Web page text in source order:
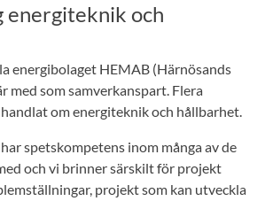
energiteknik och
energibolaget HEMAB (Härnösands
med som samverkanspart. Flera
om energiteknik och hållbarhet.
spetskompetens inom många av de
och vi brinner särskilt för projekt
projekt som kan utveckla